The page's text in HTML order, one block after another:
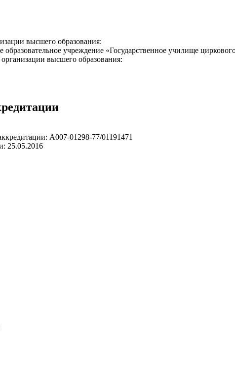
высшего образования:
образовательное учреждение «Государственное училище
высшего образования:
А007-01298-77/01191471
25.05.2016